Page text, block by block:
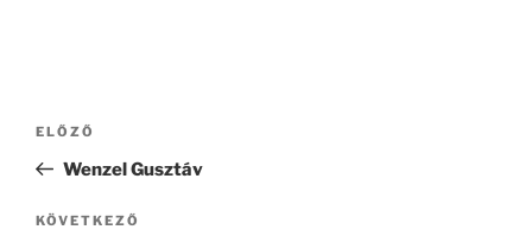
Bejegyzés
Korábbi
bejegyzés
ELŐZŐ
Wenzel Gusztáv
Következő
KÖVETKEZŐ